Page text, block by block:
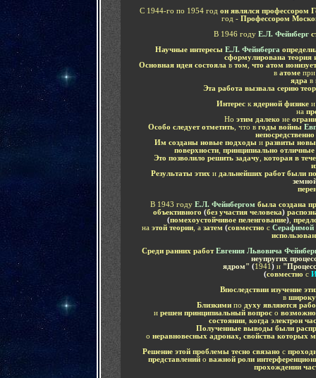
С 1944-го по 1954 год он являлся профессором
год - Профессором
В 1946 году Е.Л. Фейнберг
Научные интересы Е.Л. Фейнберга
сформулирована теория
Основная идея состояла в том
что атом
в атоме
ядра в
Эта работа вызвала серию
Интереск ядерной физике
на
Но этим далеко не
Особо следует отметить, что в годы войны
Им созданы новые подходы и развиты
поверхности, принципиально отличные
Это позволило решить задачу, которая в
Результаты этих и дальнейших работ были
В 1943 году Е.Л. Фейнбергом была создана
объективного (без участия человека)
(помехоустойчивое пеленгование)
на этой теории, а затем (совместно с Серафимой
Среди ранних работЕвгения Львовича
неупругих
ядром" (1941 ) и
(совместно с
Впоследствии изучение
в
Близкими по духу являются
и решен принципиальный вопрос о
состоянии, когда электрон
Полученные выводы были
о неравновесных адронах, свойства которых
Решение этой проблемы тесно связано с
представлений о важной роли
прохождении